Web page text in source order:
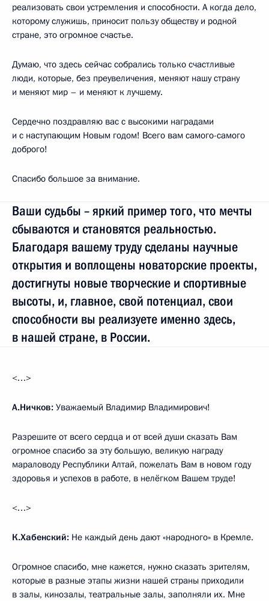
реализовать свои устремления и способности. А когда дело,
которому служишь, приносит пользу обществу и родной
стране, это огромное счастье.
Думаю, что здесь сейчас собрались только счастливые
люди, которые, без преувеличения, меняют нашу страну
и меняют мир – и меняют к лучшему.
Сердечно поздравляю вас с высокими наградами
и с наступающим Новым годом! Всего вам самого-самого
доброго!
Спасибо большое за внимание.
Ваши судьбы – яркий пример того, что мечты
сбываются и становятся реальностью.
Благодаря вашему труду сделаны научные
открытия и воплощены новаторские проекты,
достигнуты новые творческие и спортивные
высоты, и, главное, свой потенциал, свои
способности вы реализуете именно здесь,
в нашей стране, в России.
<…>
А.Ничков: Уважаемый Владимир Владимирович!
Разрешите от всего сердца и от всей души сказать Вам
огромное спасибо за эту большую, великую награду
мараловоду Республики Алтай, пожелать Вам в новом году
здоровья и успехов в работе, в нелёгком Вашем труде!
<…>
К.Хабенский: Не каждый день дают «народного» в Кремле.
Огромное спасибо, мне кажется, нужно сказать зрителям,
которые в разные этапы жизни нашей страны приходили
в залы, кинозалы, театральные залы, заполняли их. Мне